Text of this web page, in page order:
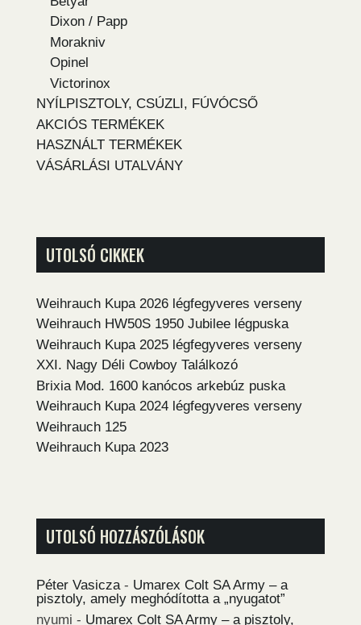
Dixon / Papp
Morakniv
Opinel
Victorinox
NYÍLPISZTOLY, CSÚZLI, FÚVÓCSŐ
AKCIÓS TERMÉKEK
HASZNÁLT TERMÉKEK
VÁSÁRLÁSI UTALVÁNY
UTOLSÓ CIKKEK
Weihrauch Kupa 2026 légfegyveres verseny
Weihrauch HW50S 1950 Jubilee légpuska
Weihrauch Kupa 2025 légfegyveres verseny
XXI. Nagy Déli Cowboy Találkozó
Brixia Mod. 1600 kanócos arkebúz puska
Weihrauch Kupa 2024 légfegyveres verseny
Weihrauch 125
Weihrauch Kupa 2023
UTOLSÓ HOZZÁSZÓLÁSOK
Péter Vasicza- Umarex Colt SA Army – a
pisztoly, amely meghódította a „nyugatot”
nyumi - Umarex Colt SA Army – a pisztoly,